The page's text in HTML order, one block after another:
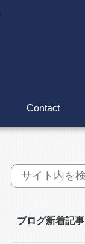
Contact
ブログ新着記事